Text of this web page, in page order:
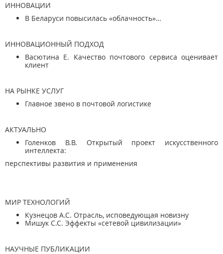
ИННОВАЦИИ
В Беларуси повысилась «облачность»…
ИННОВАЦИОННЫЙ ПОДХОД
Васютина Е. Качество почтового сервиса оценивает
клиент
НА РЫНКЕ УСЛУГ
Главное звено в почтовой логистике
АКТУАЛЬНО
Голенков В.В. Открытый проект искусственного
интеллекта:
перспективы развития и применения
МИР ТЕХНОЛОГИЙ
Кузнецов А.С. Отрасль, исповедующая новизну
Мишук С.С. Эффекты «сетевой цивилизации»
НАУЧНЫЕ ПУБЛИКАЦИИ